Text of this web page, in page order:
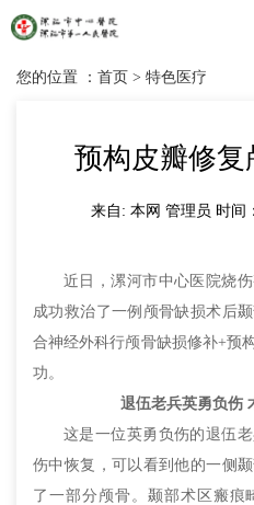
您的位置 ： 首页 > 特色医疗
预构皮瓣修
来自: 本网 管理员 时间
近日，漯河市中心医院烧
成功救治了一例颅骨缺损术后
合神经外科行颅骨缺损修补+预
功。
退伍老兵英勇负伤
这是一位英勇负伤的退伍
伤中恢复，可以看到他的一侧
了一部分颅骨。颞部术区瘢痕